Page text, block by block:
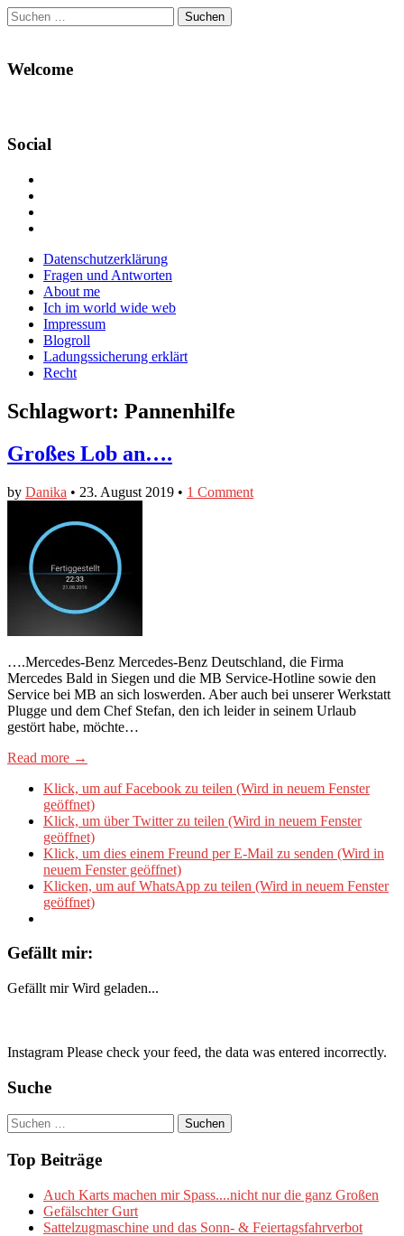
Suchen
nach:
Welcome
Social
Facebook
anzeigen
Twitter
anzeigen
auf
Instagram
anzeigen
Main
menu
Skip
content
Datenschutzerklärung
Fragen und Antworten
About me
Ich im world wide web
Impressum
Blogroll
Ladungssicherung erklärt
Recht
Schlagwort: Pannenhilfe
Großes Lob an….
by Danika • 23. August 2019 • 1 Comment
….Mercedes-Benz Mercedes-Benz Deutschland, die Firma
Mercedes Bald in Siegen und die MB Service-Hotline sowie den
Service bei MB an sich loswerden. Aber auch bei unserer Werkstatt
Plugge und dem Chef Stefan, den ich leider in seinem Urlaub
gestört habe, möchte…
Read more →
Klick, um auf Facebook zu teilen (Wird in neuem Fenster
geöffnet)
Klick, um über Twitter zu teilen (Wird in neuem Fenster
geöffnet)
Klick, um dies einem Freund per E-Mail zu senden (Wird in
neuem Fenster geöffnet)
Klicken, um auf WhatsApp zu teilen (Wird in neuem Fenster
geöffnet)
Gefällt mir:
Gefällt mir Wird geladen...
Instagram Please check your feed, the data was entered incorrectly.
Suche
Suchen
nach:
Top Beiträge
Auch Karts machen mir Spass....nicht nur die ganz Großen
Gefälschter Gurt
Sattelzugmaschine und das Sonn- & Feiertagsfahrverbot